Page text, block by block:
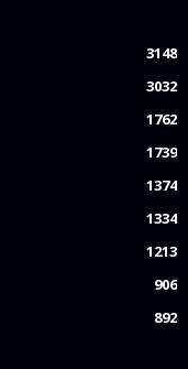
3148
3032
1762
1739
1374
1334
1213
906
892